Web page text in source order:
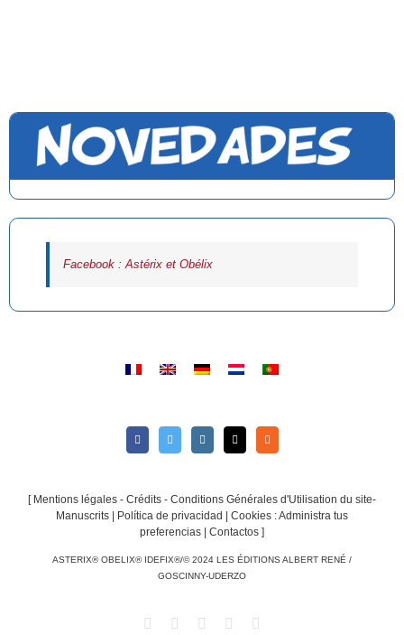
Facebook : Astérix et Obélix
[ Mentions légales - Crédits - Conditions Générales d'Utilisation du site-
Manuscrits | Política de privacidad | Cookies : Administra tus
preferencias | Contactos ]
ASTERIX® OBELIX® IDEFIX®/© 2024 LES ÉDITIONS ALBERT RENÉ /
GOSCINNY-UDERZO
Facebook
TwitterInstagram
Email